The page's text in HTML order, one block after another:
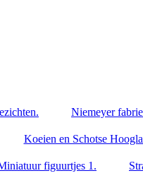
Niemeyer
Koeien en Schotse
figuurtjes 1.